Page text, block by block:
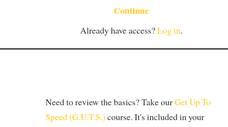
Continue
Already have access?Log in.
Need to review the basics? Take ourGet Up To
Speed (G.U.T.S.) course. It's included in your